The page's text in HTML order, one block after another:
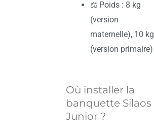
⚖️ Poids : 8 kg
(version
maternelle), 10 kg
(version primaire)
Où installer la
banquette Silaos
Junior ?